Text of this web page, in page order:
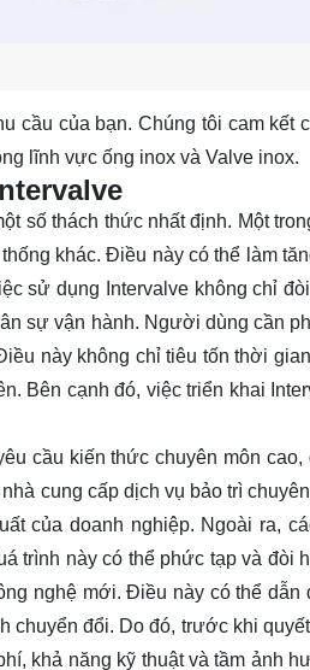
cầu của bạn. Chúng tôi cam kết
lĩnh vực ống inox và Valve inox.
số thách thức nhất định. Một
khác. Điều này có thể làm
sử dụng Intervalve không chỉ
sự vận hành. Người dùng cần
này không chỉ tiêu tốn thời
Bên cạnh đó, việc triển khai
cầu kiến thức chuyên môn cao,
cung cấp dịch vụ bảo trì
của doanh nghiệp. Ngoài ra,
trình này có thể phức tạp và đòi
nghệ mới. Điều này có thể dẫn
chuyển đổi. Do đó, trước khi
khả năng kỹ thuật và tầm ảnh